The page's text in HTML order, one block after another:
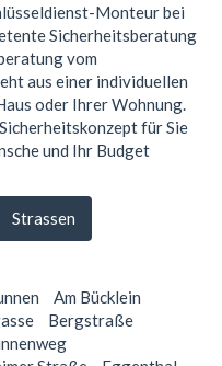
Monteur bei
Sicherheitsberatung
vom
aus einer individuellen
oder Ihrer Wohnung.
für Sie
und Ihr Budget
Strassen
Am Bücklein
Bergstraße